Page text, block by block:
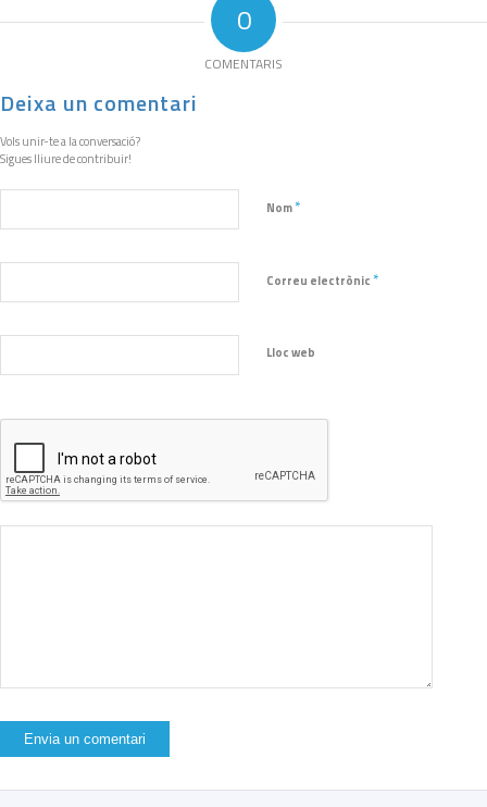
0
COMENTARIS
Deixa un comentari
Vols unir-te a la conversació?
Sigues lliure de contribuir!
Nom*
Correu electrònic *
Lloc web